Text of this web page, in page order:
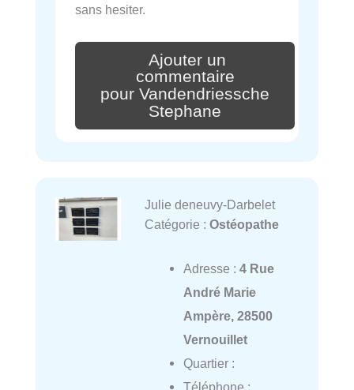
sans hesiter.
Ajouter un
commentaire
pour Vandendriessche
Stephane
Julie deneuvy-Darbelet
Catégorie : Ostéopathe
Adresse : 4 Rue
André Marie
Ampère, 28500
Vernouillet
Quartier :
Téléphone :